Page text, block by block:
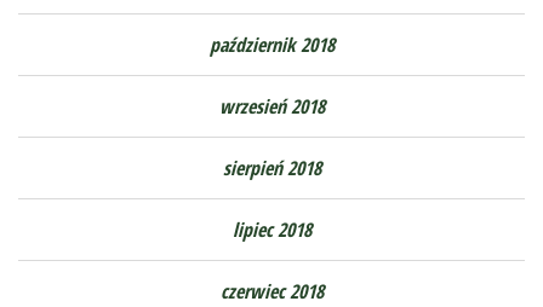
październik 2018
wrzesień 2018
sierpień 2018
lipiec 2018
czerwiec 2018